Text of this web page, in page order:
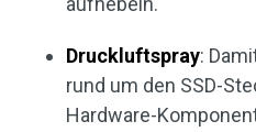
Druckluftspray:
rund um den SSD-
Hardware-